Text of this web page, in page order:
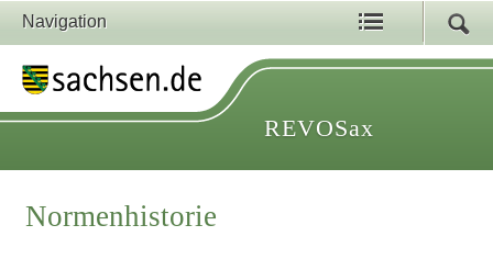
Navigation
REVOSax
Normenhistorie